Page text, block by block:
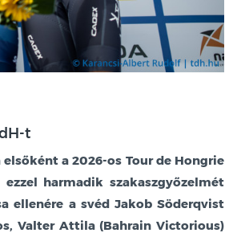
t
a 2026-os Tour de Hongrie
harmadik szakaszgyőzelmét
ellenére a svéd Jakob Söderqvist
Valter Attila (Bahrain Victorious)